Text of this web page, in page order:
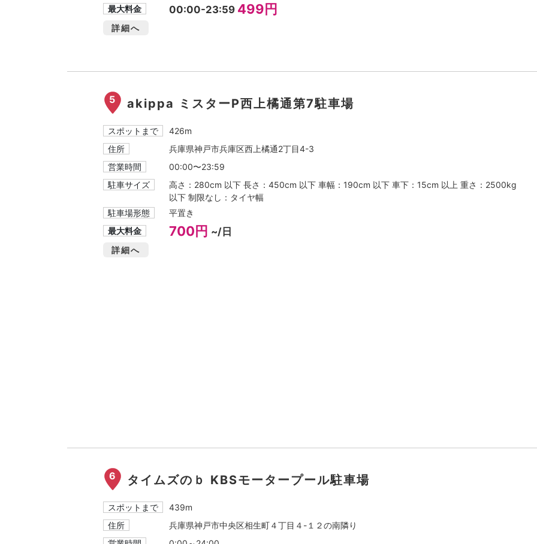
最大料金
00:00-23:59 499円
詳細へ
5 akippa ミスターP西上橘通第7駐車場
スポットまで
426m
住所
兵庫県神戸市兵庫区西上橘通2丁目4-3
営業時間
00:00〜23:59
駐車サイズ
高さ：280cm 以下 長さ：450cm 以下 車幅：190cm 以下 車下：15cm 以上 重さ：2500kg
以下 制限なし：タイヤ幅
駐車場形態
平置き
最大料金
700円 ~/日
詳細へ
6 タイムズのｂ KBSモータープール駐車場
スポットまで
439m
住所
兵庫県神戸市中央区相生町４丁目４-１２の南隣り